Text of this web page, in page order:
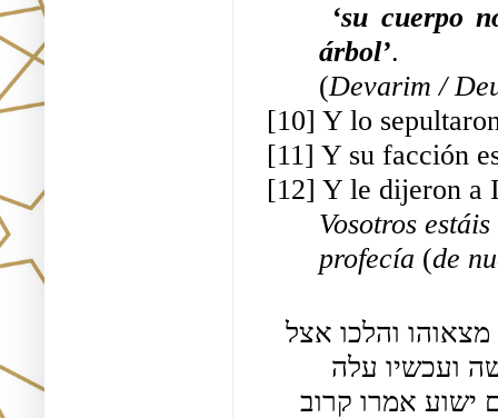
árbol’.
(Devarim /
[10] Y lo
[11] Y su facción
[12] Y le dijeron a
Vosotros
profecía (de